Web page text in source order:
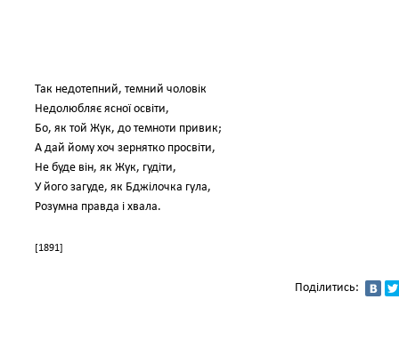
Так недотепний, темний чоловік
Недолюбляє ясної освіти,
Бо, як той Жук, до темноти привик;
А дай йому хоч зернятко просвіти,
Не буде він, як Жук, гудіти,
У його загуде, як Бджілочка гула,
Розумна правда і хвала.
[1891]
Поділитись: